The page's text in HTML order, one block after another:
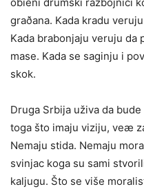
graðana. Kada kradu
Kada brabonjaju veruju
mase. Kada se saginju i
skok.
Druga Srbija uživa da
toga što imaju viziju, veæ
Nemaju stida. Nemaju
svinjac koga su sami
kaljugu. Što se više